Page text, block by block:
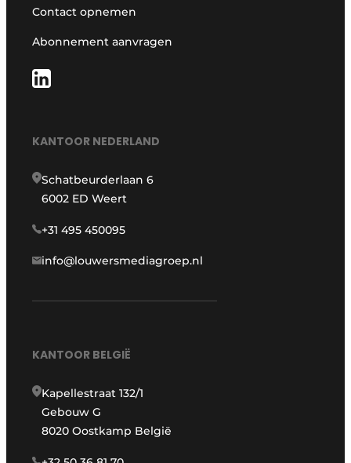
Contact opnemen
Abonnement aanvragen
KANTOOR NEDERLAND
Schatbeurderlaan 6
6002 ED Weert
+31 495 450095
info@louwersmediagroep.nl
KANTOOR BELGIË
Kapellestraat 132/1
Gebouw G
8020 Oostkamp België